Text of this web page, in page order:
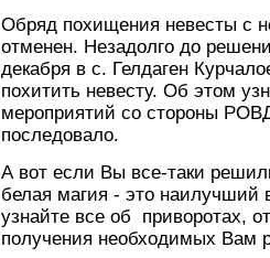
Обряд похищения невесты с
отменен. Незадолго до
декабря в с. Гелдаген
похитить невесту. Об этом
мероприятий со стороны
последовало.
А вот если Вы все-таки
белая магия - это наилучший
узнайте все об приворотах,
получения необходимых Вам